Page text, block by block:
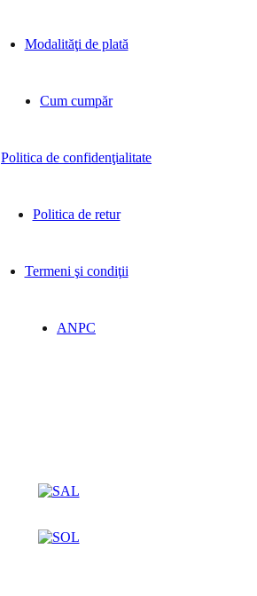
Modalităţi de plată
Cum cumpăr
Politica de confidenţialitate
Politica de retur
Termeni şi condiţii
ANPC